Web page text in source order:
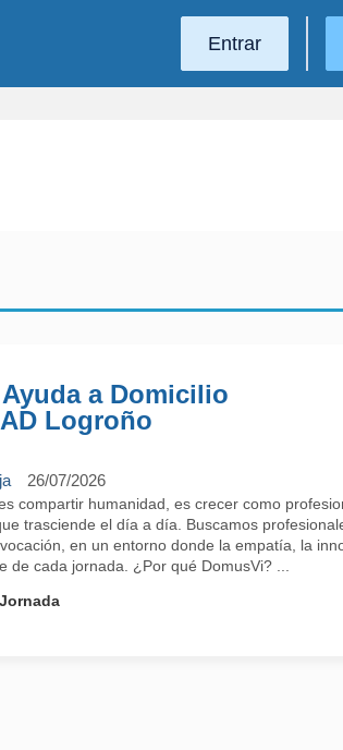
Entrar
a Domicilio
Logroño
26/07/2026
compartir humanidad, es crecer como
trasciende el día a día. Buscamos
en un entorno donde la empatía, la
de cada jornada. ¿Por qué DomusVi? ...